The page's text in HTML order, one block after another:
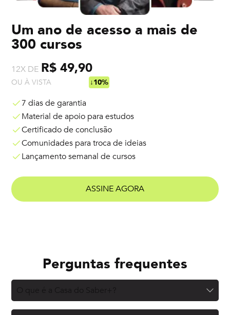
Um ano de acesso a mais de
300 cursos
12X DE R$ 49,90
OU À VISTA ↓10%
7 dias de garantia
Material de apoio para estudos
Certificado de conclusão
Comunidades para troca de ideias
Lançamento semanal de cursos
ASSINE AGORA
Perguntas frequentes